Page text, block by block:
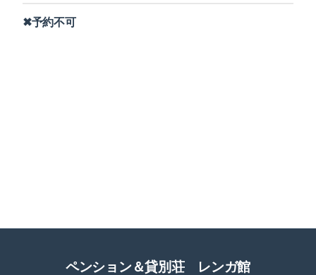
✖予約不可
ペンション＆貸別荘 レンガ館